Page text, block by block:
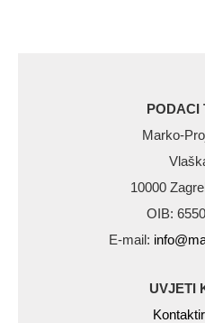
PODACI
Marko-
10000
OIB:
E-mail:
UVJETI